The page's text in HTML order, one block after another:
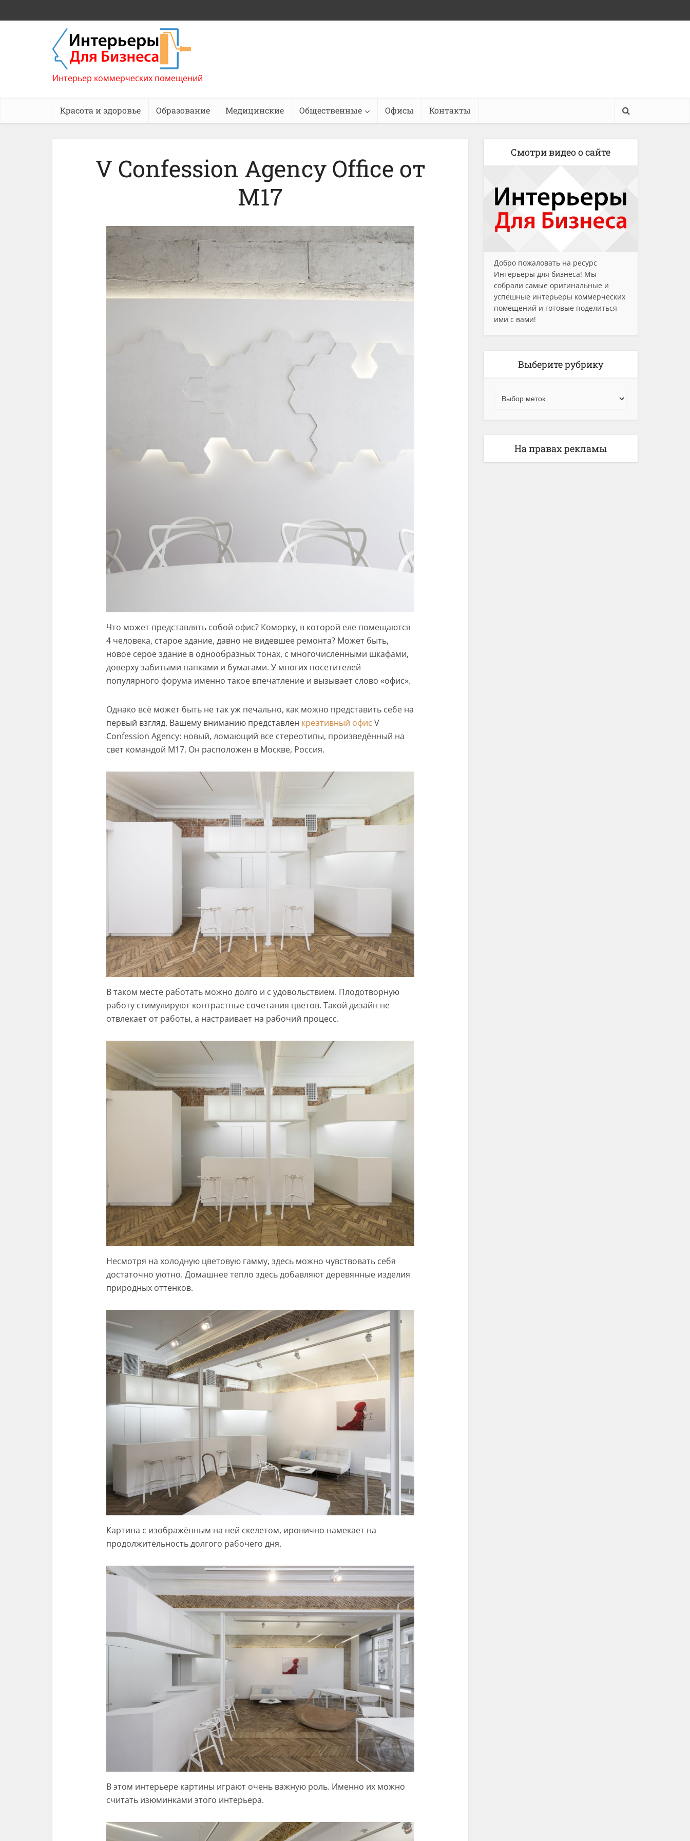
Интерьер коммерческих помещений
Красота и здоровье Образование Медицинские Общественные Офисы Контакты
V Confession Agency Office от
M17
Что может представлять собой офис? Коморку, в которой еле помещаются
4 человека, старое здание, давно не видевшее ремонта? Может быть,
новое серое здание в однообразных тонах, с многочисленными шкафами,
доверху забитыми папками и бумагами. У многих посетителей
популярного форума именно такое впечатление и вызывает слово «офис».
Однако всё может быть не так уж печально, как можно представить себе на
первый взгляд. Вашему вниманию представлен креативный офис V
Confession Agency: новый, ломающий все стереотипы, произведённый на
свет командой M17. Он расположен в Москве, Россия.
В таком месте работать можно долго и с удовольствием. Плодотворную
работу стимулируют контрастные сочетания цветов. Такой дизайн не
отвлекает от работы, а настраивает на рабочий процесс.
Несмотря на холодную цветовую гамму, здесь можно чувствовать себя
достаточно уютно. Домашнее тепло здесь добавляют деревянные изделия
природных оттенков.
Картина с изображённым на ней скелетом, иронично намекает на
продолжительность долгого рабочего дня.
В этом интерьере картины играют очень важную роль. Именно их можно
считать изюминками этого интерьера.
Смотри видео о сайте
Добро пожаловать на ресурс
Интерьеры для бизнеса! Мы
собрали самые оригинальные и
успешные интерьеры коммерческих
помещений и готовые поделиться
ими с вами!
Выберите рубрику
На правах рекламы